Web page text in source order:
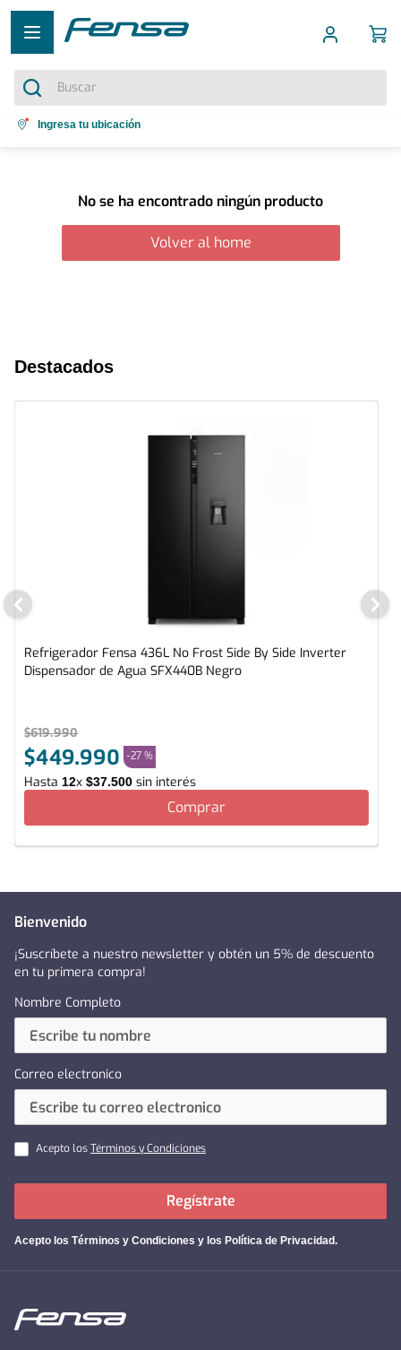
Buscar
Términos más buscados
refrigerador no frost
Ingresa tu ubicación
No se ha encontrado ningún producto
Volver al home
Destacados
Refrigerador Fensa 436L No Frost Side By Side Inverter
Dispensador de Agua SFX440B Negro
$619.990
$449.990 -27 %
Hasta 12x $37.500 sin interés
Comprar
Bienvenido
¡Suscríbete a nuestro newsletter y obtén un 5% de descuento
en tu primera compra!
Nombre Completo
Correo electronico
Acepto losTérminos y Condiciones
Acepto los Términos y Condiciones y los Política de Privacidad.
Regístrate